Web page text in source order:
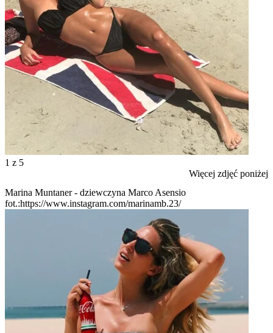
1 z 5
Więcej zdjęć poniżej
Marina Muntaner - dziewczyna Marco Asensio
fot.:https://www.instagram.com/marinamb.23/